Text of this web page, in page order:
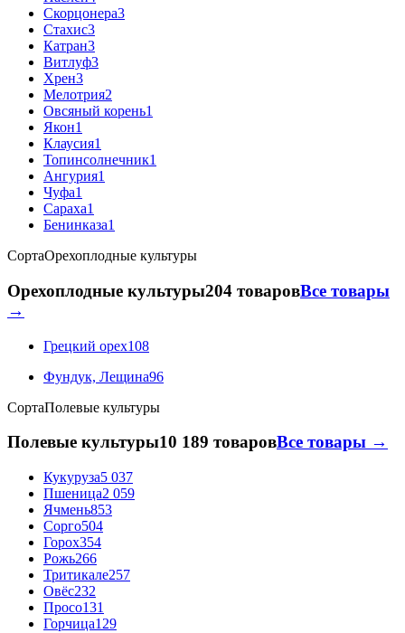
Скорцонера3
Стахис3
Катран3
Витлуф3
Хрен3
Мелотрия2
Овсяный корень1
Якон1
Клаусия1
Топинсолнечник1
Ангурия1
Чуфа1
Сараха1
Бенинказа1
СортаОрехоплодные культуры
Орехоплодные культуры204 товаровВсе товары
→
Грецкий орех108
Фундук, Лещина96
СортаПолевые культуры
Полевые культуры10 189 товаровВсе товары →
Кукуруза5 037
Пшеница2 059
Ячмень853
Сорго504
Горох354
Рожь266
Тритикале257
Овёс232
Просо131
Горчица129